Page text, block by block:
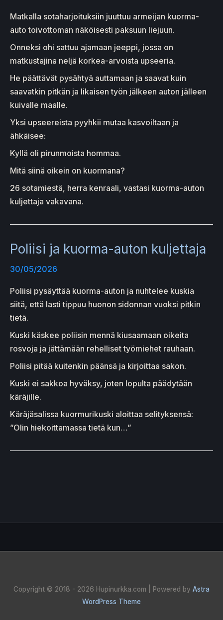
Matkalla sotaharjoituksiin juuttuu armeijan kuorma-
auto toivottoman näköisesti paksuun liejuun.
Onneksi ohi sattuu ajamaan jeeppi, jossa on
matkustajina neljä korkea-arvoista upseeria.
He päättävät pysähtyä auttamaan ja saavat kuin
saavatkin pitkän ja likaisen työn jälkeen auton jälleen
kuivalle maalle.
Yksi upseereista pyyhkii mutaa kasvoiltaan ja
ähkäisee:
Kyllä oli pirunmoista hommaa.
Mitä siinä oikein on kuormana?
26 sotamiestä, herra kenraali, vastasi kuorma-auton
kuljettaja vakavana.
Poliisi ja kuorma-auton kuljettaja
30/05/2026
Poliisi pysäyttää kuorma-auton ja nuhtelee kuskia
siitä, että lasti tippuu huonon sidonnan vuoksi pitkin
tietä.
Kuski käskee poliisin mennä kiusaamaan oikeita
rosvoja ja jättämään rehelliset työmiehet rauhaan.
Poliisi pitää kuitenkin päänsä ja kirjoittaa sakon.
Kuski ei sakkoa hyväksy, joten lopulta päädytään
käräjille.
Käräjäsalissa kuormurikuski aloittaa selityksensä:
”Olin hiekoittamassa tietä kun…”
Copyright © 2018 - 2026 Hupinurkka.com | Powered by Astra
WordPress Theme